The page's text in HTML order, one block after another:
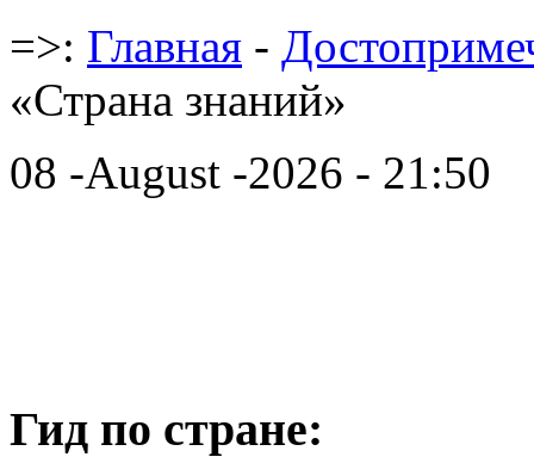
=>: Главная -
«Страна знаний»
08 -August -2026 - 21:50
Гид по стране: